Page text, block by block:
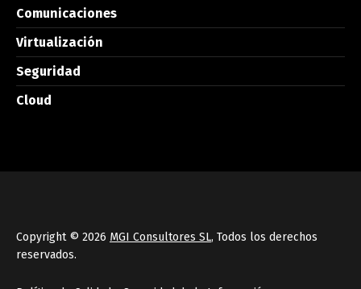
Comunicaciones
Virtualización
Seguridad
Cloud
Copyright © 2026 MGI Consultores SL, Todos los derechos
reservados.